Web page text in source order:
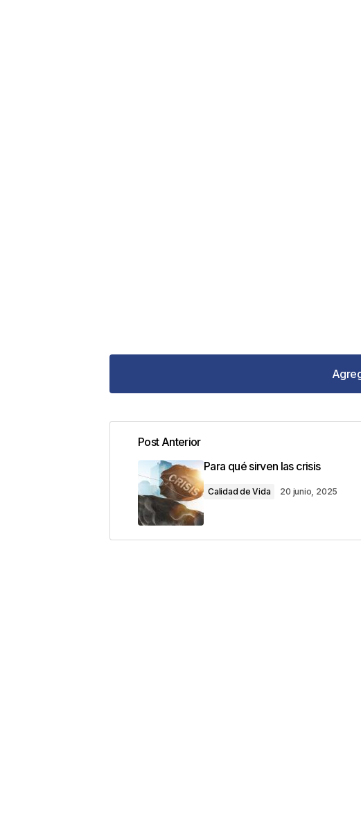
Tu dirección de correo electrónico no será
con*
Comentario*
Post Anterior
Para qué sirven las crisis
Calidad de Vida 20 junio, 2025